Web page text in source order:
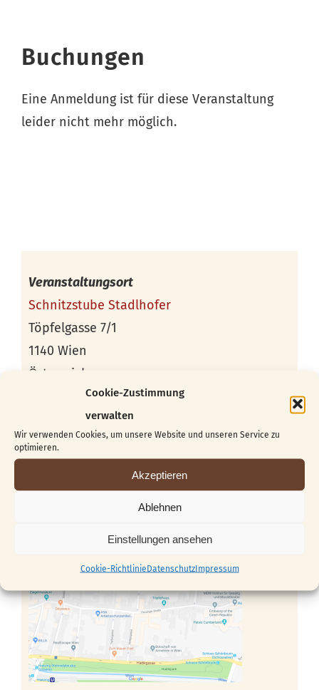
Cookie-Zustimmung
verwalten
Wir verwenden Cookies, um unsere Website und unseren Service zu
optimieren.
Akzeptieren
Ablehnen
Einstellungen ansehen
Cookie-RichtlinieDatenschutzImpressum
Buchungen
Eine Anmeldung ist für diese Veranstaltung
leider nicht mehr möglich.
Veranstaltungsort
Schnitzstube Stadlhofer
Töpfelgasse 7/1
1140 Wien
Österreich
office@franz-stadlhofer.at
+43 (0) 664 / 530 30 33